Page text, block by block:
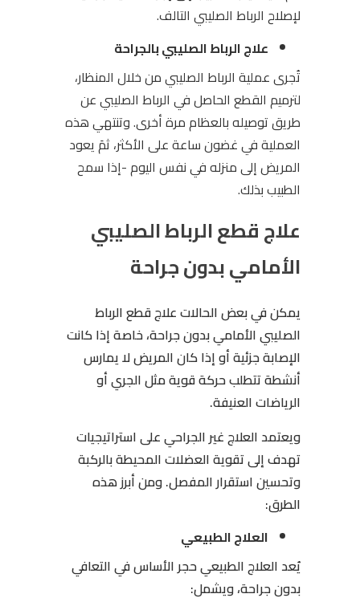
لإصلاح الرباط الصليبي التالف.
علاج الرباط الصليبي بالجراحة
تُجرى عملية الرباط الصليبي من خلال المنظار،
لترميم القطع الحاصل في الرباط الصليبي عن
طريق توصيله بالعظام مرة أخرى. وتنتهي هذه
العملية في غضون ساعة على الأكثر، ثمَ يعود
المريض إلى منزله في نفس اليوم -إذا سمح
الطبيب بذلك.
علاج قطع الرباط الصليبي
الأمامي بدون جراحة
يمكن في بعض الحالات علاج قطع الرباط
الصليبي الأمامي بدون جراحة، خاصة إذا كانت
الإصابة جزئية أو إذا كان المريض لا يمارس
أنشطة تتطلب حركة قوية مثل الجري أو
الرياضات العنيفة.
ويعتمد العلاج غير الجراحي على استراتيجيات
تهدف إلى تقوية العضلات المحيطة بالركبة
وتحسين استقرار المفصل. ومن أبرز هذه
الطرق:
العلاج الطبيعي
يُعد العلاج الطبيعي حجر الأساس في التعافي
بدون جراحة، ويشمل: